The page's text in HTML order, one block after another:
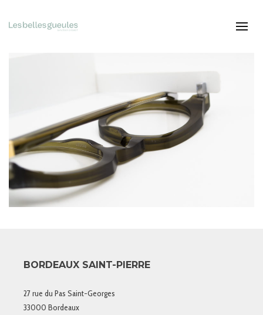
BORDEAUX SAINT-PIERRE
27 rue du Pas Saint-Georges
33000 Bordeaux